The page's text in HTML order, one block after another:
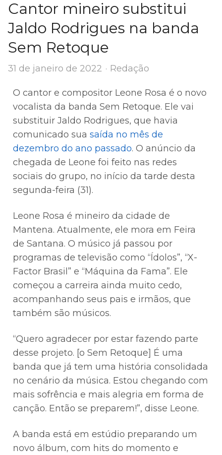
Cantor mineiro substitui
Jaldo Rodrigues na banda
Sem Retoque
31 de janeiro de 2022 Author
Redação
O cantor e compositor Leone Rosa é o novo
vocalista da banda Sem Retoque. Ele vai
substituir Jaldo Rodrigues, que havia
comunicado suasaída no mês de
dezembro do ano passado. O anúncio da
chegada de Leone foi feito nas redes
sociais do grupo, no início da tarde desta
segunda-feira (31).
Leone Rosa é mineiro da cidade de
Mantena. Atualmente, ele mora em Feira
de Santana. O músico já passou por
programas de televisão como “Ídolos”, “X-
Factor Brasil” e “Máquina da Fama”. Ele
começou a carreira ainda muito cedo,
acompanhando seus pais e irmãos, que
também são músicos.
“Quero agradecer por estar fazendo parte
desse projeto. [o Sem Retoque] É uma
banda que já tem uma história consolidada
no cenário da música. Estou chegando com
mais sofrência e mais alegria em forma de
canção. Então se preparem!”, disse Leone.
A banda está em estúdio preparando um
novo álbum, com hits do momento e